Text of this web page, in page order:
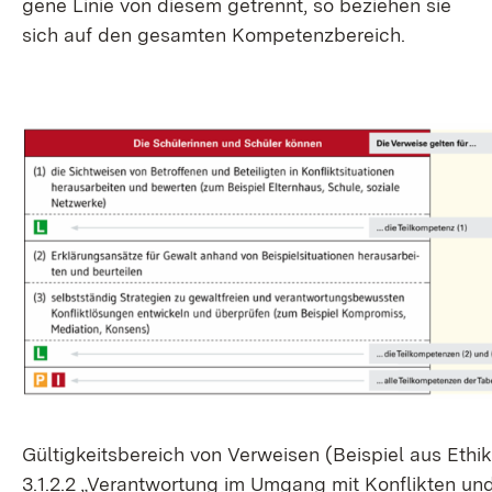
ge­ne Li­nie von die­sem ge­trennt, so be­zie­hen sie
sich auf den ge­sam­ten Kom­pe­tenz­be­reich.
Gül­tig­keits­be­reich von Ver­wei­sen (Bei­spiel aus Ethik
3.1.2.2 „Ver­ant­wor­tung im Um­gang mit Kon­flik­ten